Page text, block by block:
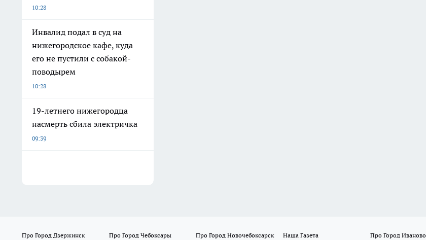
10:28
Инвалид подал в суд на
нижегородское кафе, куда
его не пустили с собакой-
поводырем
10:28
19-летнего нижегородца
насмерть сбила электричка
09:39
Про Город Дзержинск Про Город Чебоксары Про Город Новочебоксарск Наша Газета Про Город Иваново